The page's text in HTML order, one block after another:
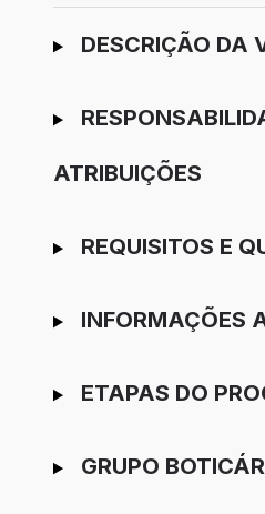
Ir para candidatura
DESCRIÇÃO DA
ATRIBUIÇÕES
REQUISITOS E
INFORMAÇÕES
ETAPAS DO
GRUPO